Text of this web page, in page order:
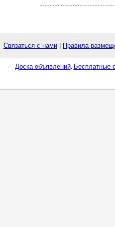
Связаться с нами Правила
Доска объявлений. Бесплатные